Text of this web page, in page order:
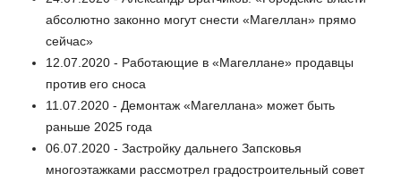
абсолютно законно могут снести «Магеллан» прямо
сейчас»
12.07.2020 - Работающие в «Магеллане» продавцы
против его сноса
11.07.2020 - Демонтаж «Магеллана» может быть
раньше 2025 года
06.07.2020 - Застройку дальнего Запсковья
многоэтажками рассмотрел градостроительный совет